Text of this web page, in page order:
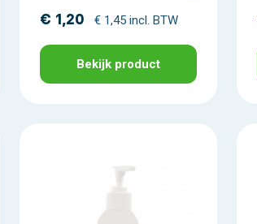
€ 1,20 € 1,45 incl. BTW
Bekijk product